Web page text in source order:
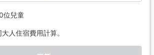
位兒童
人住宿費用計算。